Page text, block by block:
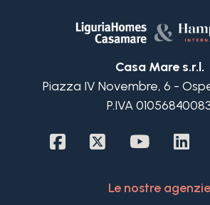
dotata di balcone di servizio
ripostiglio attualmente adibito a
La zona notte offre una
camera con bagno en suite,
bagno finestrato completo di
canalizzata caldo e freddo.
forza della proprietà: Strada
Casa Mare s.r.l.
Piazza IV Novembre, 6 -
P.IVA
Le nostre agenzie